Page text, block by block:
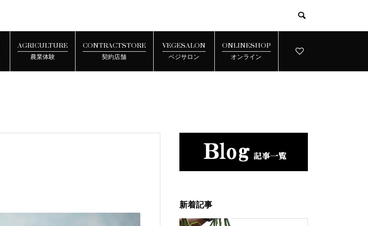
AGRICULTURE
農業体験
CONTRACTSTORE
契約店舗
VEGESALON
ベジサロン
ONLINESHOP
オンライン
新着記事